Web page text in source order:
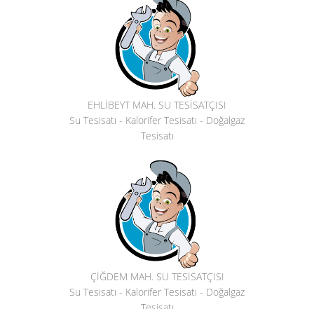
EHLİBEYT MAH. SU TESİSATÇISI
Su Tesisatı - Kalorifer Tesisatı - Doğalgaz
Tesisatı
ÇİĞDEM MAH. SU TESİSATÇISI
Su Tesisatı - Kalorifer Tesisatı - Doğalgaz